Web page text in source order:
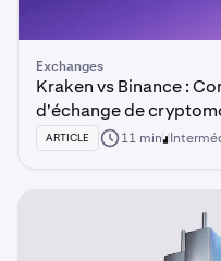
Exchanges
Kraken vs Binance :
d'échange de
ARTICLE 11 min